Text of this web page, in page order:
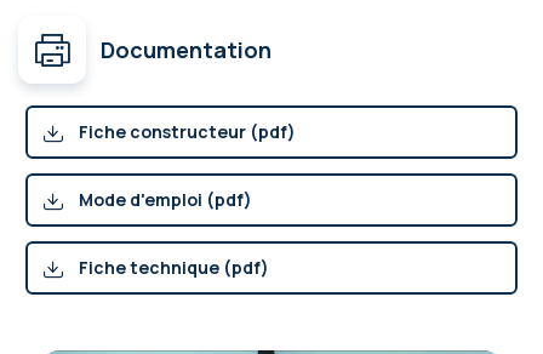
Documentation
Fiche constructeur (pdf)
Mode d'emploi (pdf)
Fiche technique (pdf)